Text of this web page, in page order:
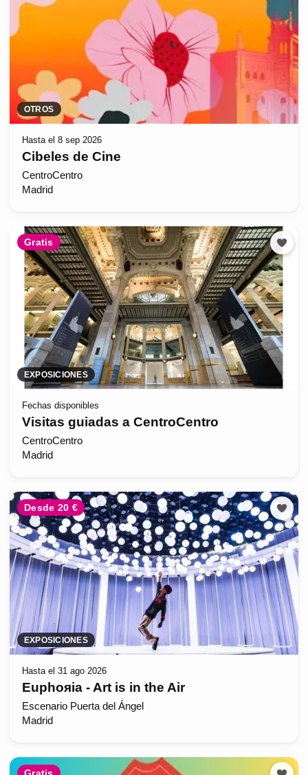
OTROS
Hasta el 8 sep 2026
Cibeles de Cine
CentroCentro
Madrid
Gratis
EXPOSICIONES
Fechas disponibles
Visitas guiadas a CentroCentro
CentroCentro
Madrid
Desde 20 €
EXPOSICIONES
Hasta el 31 ago 2026
Euphoяia - Art is in the Air
Escenario Puerta del Ángel
Madrid